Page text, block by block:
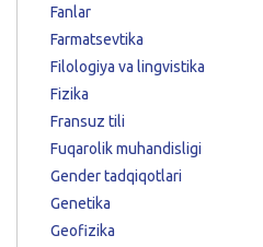
Fanlar
Farmatsevtika
Filologiya va lingvistika
Fizika
Fransuz tili
Fuqarolik muhandisligi
Gender tadqiqotlari
Genetika
Geofizika